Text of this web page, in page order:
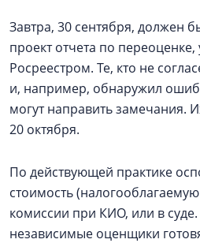
Завтра, 30 сентября, должен
проект отчета по
Росреестром. Те, кто не
и, например, обнаружил
могут направить замечания.
20 октября.
По действующей практике
стоимость
комиссии при КИО, или в
независимые оценщики